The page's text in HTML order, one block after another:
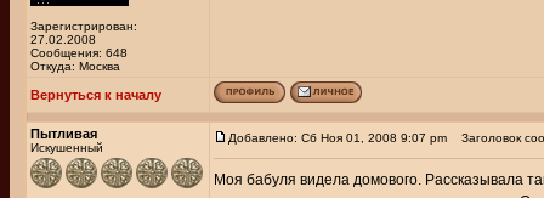
Зарегистрирован:
27.02.2008
Сообщения: 648
Откуда: Москва
Вернуться к началу
Пытливая
Искушенный
Добавлено: Сб Ноя 01, 2008 9:07 pm Заголовок
Моя бабуля видела домового. Рассказывала